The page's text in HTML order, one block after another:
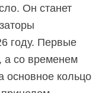
Он станет
году. Первые
а со временем
основное кольцо